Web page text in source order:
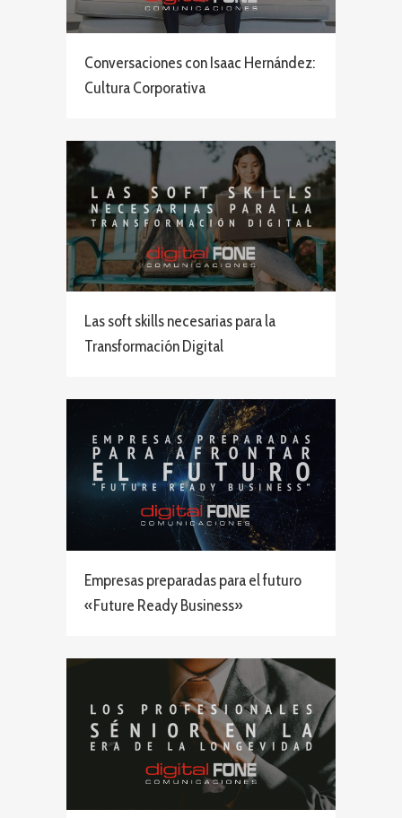
Conversaciones con Isaac Hernández:
Cultura Corporativa
Las soft skills necesarias para la
Transformación Digital
Empresas preparadas para el futuro
«Future Ready Business»